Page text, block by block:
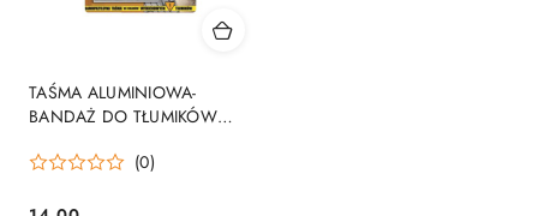
TAŚMA ALUMINIOWA-
BANDAŻ DO TŁUMIKÓW
(0)